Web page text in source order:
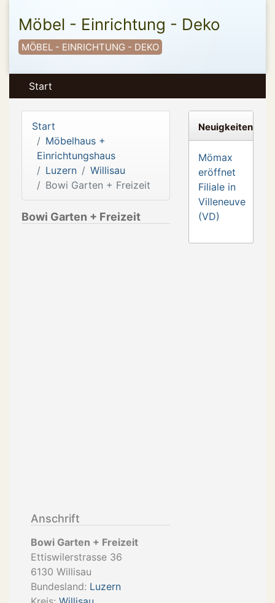
Möbel - Einrichtung - Deko
MÖBEL - EINRICHTUNG - DEKO
Start
Start
Möbelhaus +
Einrichtungshaus
Luzern
Willisau
Bowi Garten + Freizeit
Bowi Garten + Freizeit
Anschrift
Bowi Garten + Freizeit
Ettiswilerstrasse 36
6130 Willisau
Bundesland: Luzern
Neuigkeiten
Mömax
eröffnet
Filiale in
Villeneuve
(VD)